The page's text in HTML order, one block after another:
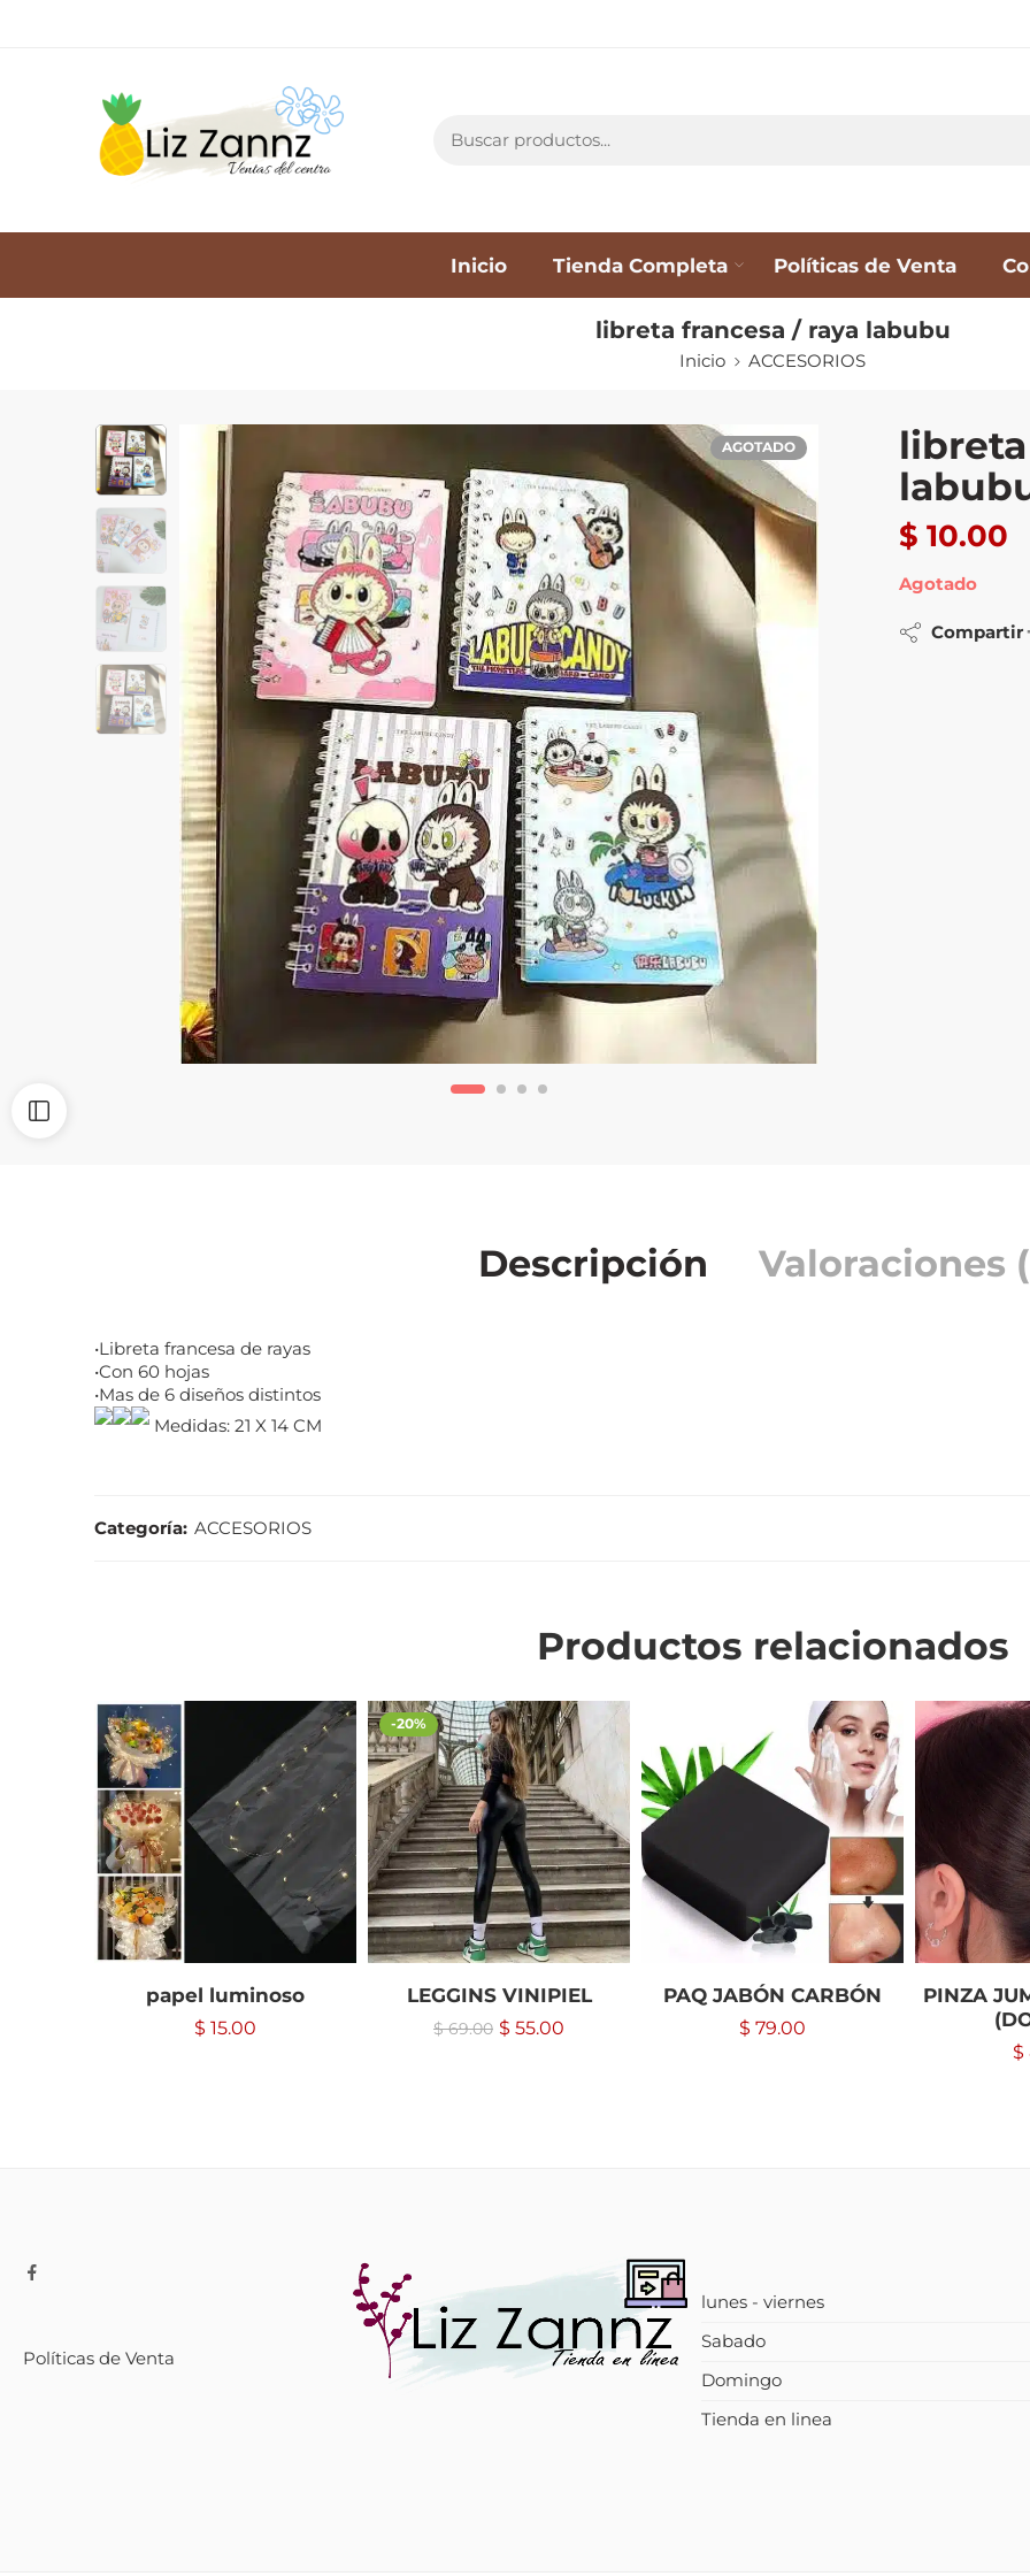
Inicio Tienda Completa Políticas de Venta
libreta francesa / raya labubu
Inicio ACCESORIOS
AGOTADO
$ 10.00
Agotado
Compartir
Descripción Valoraciones
•Libreta francesa de rayas
•Con 60 hojas
•Mas de 6 diseños distintos
Medidas: 21 X 14 CM
Categoría: ACCESORIOS
Productos relacionados
papel luminoso
$ 15.00
-20%
LEGGINS VINIPIEL
$69.00 $ 55.00
PAQ JABÓN CARBÓN
$ 79.00
PINZA
$
Políticas de Venta
lunes - viernes
Sabado
Domingo
Tienda en linea